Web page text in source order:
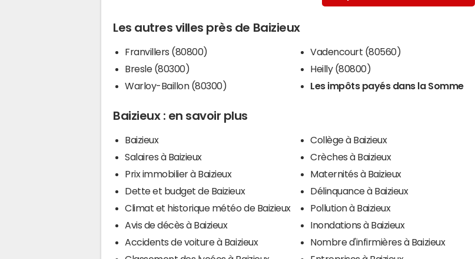
Les autres villes près de Baizieux
Franvillers (80800)
Bresle (80300)
Warloy-Baillon (80300)
Vadencourt (80560)
Heilly (80800)
Les impôts payés dans la Somme
Baizieux : en savoir plus
Baizieux
Salaires à Baizieux
Prix immobilier à Baizieux
Dette et budget de Baizieux
Climat et historique météo de Baizieux
Avis de décès à Baizieux
Accidents de voiture à Baizieux
Collège à Baizieux
Crèches à Baizieux
Maternités à Baizieux
Délinquance à Baizieux
Pollution à Baizieux
Inondations à Baizieux
Nombre d'infirmières à Baizieux